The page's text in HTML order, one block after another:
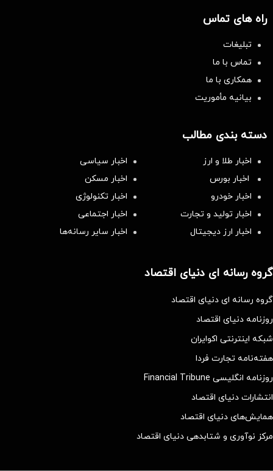
راه های تماس
تبلیغات
تماس با ما
همکاری با ما
بیانیه مأموریت
دسته بندی مطالب
اخبار طلا و ارز
اخبار سیاسی
اخبار بورس
اخبار مسکن
اخبار خودرو
اخبار تکنولوژی
اخبار تولید و تجارت
اخبار اجتماعی
اخبار ارز دیجیتال
اخبار سایر رسانه‌‌ها
گروه رسانه ای دنیای اقتصاد
گروه رسانه ای دنیای اقتصاد
روزنامه دنیای اقتصاد
شبکه اینترنتی اکوایران
هفته‌نامه تجارت فردا
روزنامه انگلیسی Financial Tribune
انتشارات دنیای اقتصاد
همایش‌های دنیای اقتصاد
مرکز نوآوری و شتابدهی دنیای اقتصاد